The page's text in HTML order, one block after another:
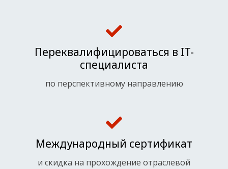
Переквалифицироваться в IT-
специалиста
по перспективному направлению
Международный сертификат
и скидка на прохождение отраслевой